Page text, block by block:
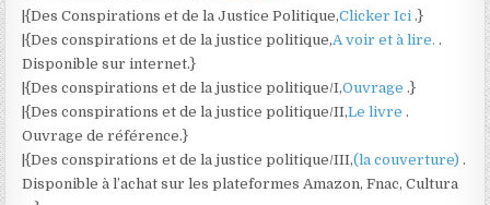
|{Des Conspirations et de la Justice Politique,Clicker Ici .}
|{Des conspirations et de la justice politique,A voir et à lire. .
Disponible sur internet.}
|{Des conspirations et de la justice politique/I,Ouvrage .}
|{Des conspirations et de la justice politique/II,Le livre .
Ouvrage de référence.}
|{Des conspirations et de la justice politique/III,(la couverture) .
Disponible à l’achat sur les plateformes Amazon, Fnac, Cultura